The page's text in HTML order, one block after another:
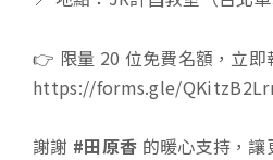
👉 限量 20 位免費名額，立即
https://forms.gle/
謝謝 #田原香 的暖心支持，